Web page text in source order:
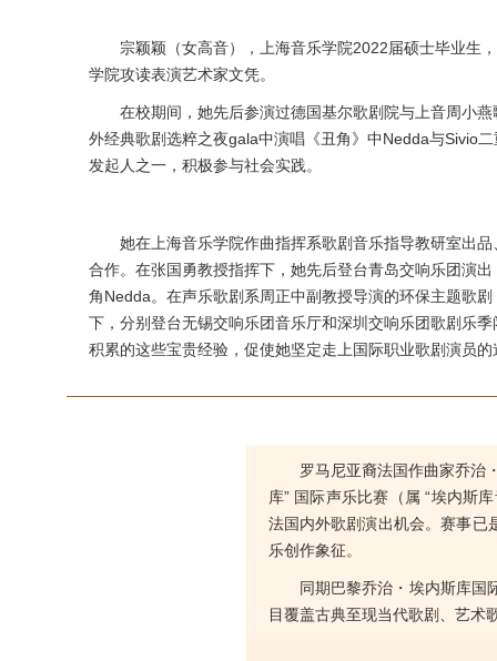
宗颖颖（女高音），上海音乐学院2022届硕士毕业生
学院攻读表演艺术家文凭。
在校期间，她先后参演过德国基尔歌剧院与上音周小
外经典歌剧选粹之夜gala中演唱《丑角》中Nedda与Sivio
发起人之一，积极参与社会实践。
她在上海音乐学院作曲指挥系歌剧音乐指导教研室出
合作。在张国勇教授指挥下，她先后登台青岛交响乐团演
角Nedda。在声乐歌剧系周正中副教授导演的环保主题歌
下，分别登台无锡交响乐团音乐厅和深圳交响乐团歌剧乐
积累的这些宝贵经验，促使她坚定走上国际职业歌剧演员的
罗马尼亚裔法国作曲家乔治
库” 国际声乐比赛（属 “埃内斯
法国内外歌剧演出机会。赛事已
乐创作象征。
同期巴黎乔治・埃内斯库国
目覆盖古典至现当代歌剧、艺术